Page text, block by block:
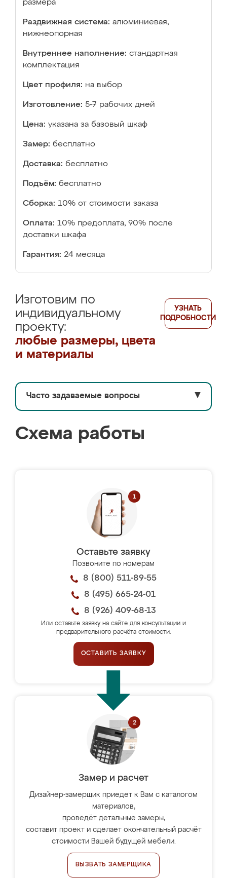
размера
Раздвижная система: алюминиевая,
нижнеопорная
Внутреннее наполнение: стандартная
комплектация
Цвет профиля: на выбор
Изготовление: 5-7 рабочих дней
Цена: указана за базовый шкаф
Замер: бесплатно
Доставка: бесплатно
Подъём: бесплатно
Сборка: 10% от стоимости заказа
Оплата: 10% предоплата, 90% после
доставки шкафа
Гарантия: 24 месяца
Изготовим по
индивидуальному
проекту:
любые размеры, цвета
и материалы
УЗНАТЬ
ПОДРОБНОСТИ
Часто задаваемые вопросы ▼
Схема работы
Оставьте заявку
Позвоните по номерам
8 (800) 511-89-55
8 (495) 665-24-01
8 (926) 409-68-13
Или оставьте заявку на сайте для консультации и
предварительного расчёта стоимости.
ОСТАВИТЬ ЗАЯВКУ
Замер и расчет
Дизайнер-замерщик приедет к Вам с каталогом
материалов,
проведёт детальные замеры,
составит проект и сделает окончательный расчёт
стоимости Вашей будущей мебели.
ВЫЗВАТЬ ЗАМЕРЩИКА